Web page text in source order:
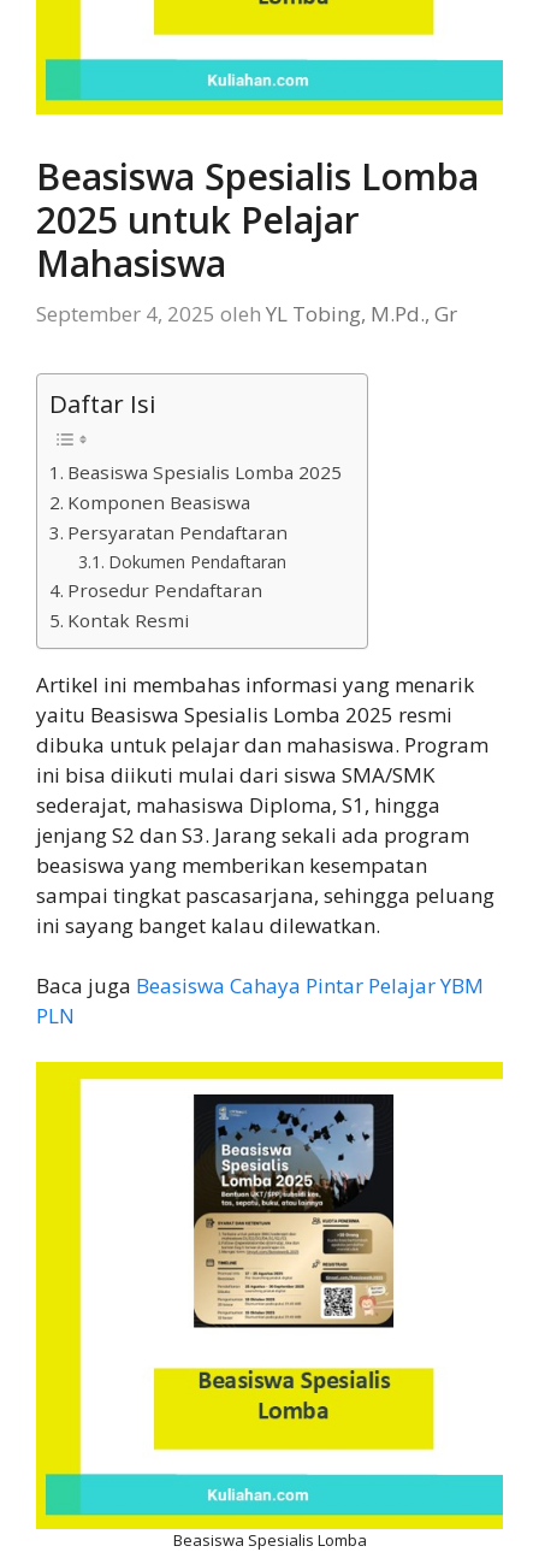
Beasiswa Spesialis Lomba
2025 untuk Pelajar
Mahasiswa
September 4, 2025 oleh YL Tobing, M.Pd., Gr
Daftar Isi
Beasiswa Spesialis Lomba 2025
Komponen Beasiswa
Persyaratan Pendaftaran
Dokumen Pendaftaran
Prosedur Pendaftaran
Kontak Resmi
Artikel ini membahas informasi yang menarik
yaitu Beasiswa Spesialis Lomba 2025 resmi
dibuka untuk pelajar dan mahasiswa. Program
ini bisa diikuti mulai dari siswa SMA/SMK
sederajat, mahasiswa Diploma, S1, hingga
jenjang S2 dan S3. Jarang sekali ada program
beasiswa yang memberikan kesempatan
sampai tingkat pascasarjana, sehingga peluang
ini sayang banget kalau dilewatkan.
Baca juga Beasiswa Cahaya Pintar Pelajar YBM
PLN
Beasiswa Spesialis Lomba